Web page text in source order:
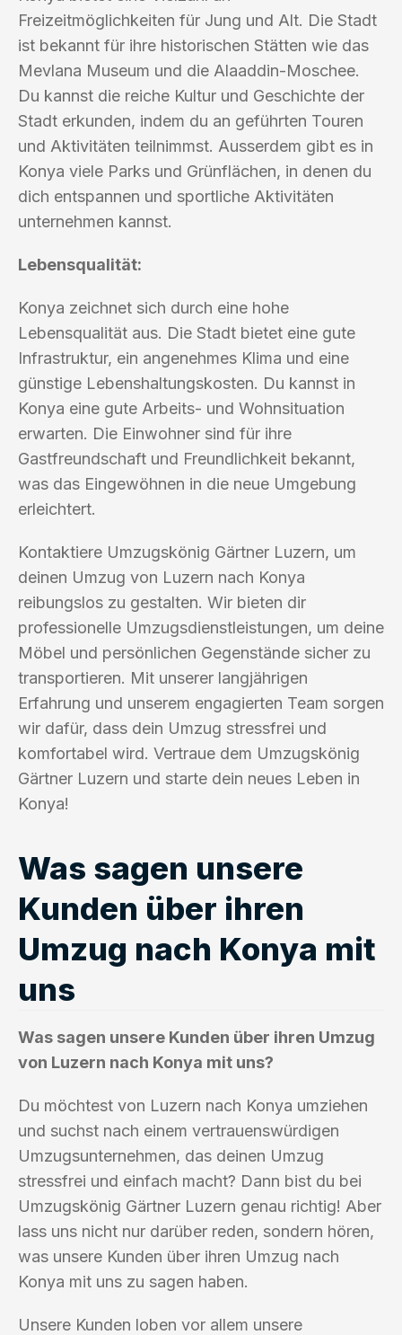
Freizeitmöglichkeiten für Jung und Alt. Die Stadt
ist bekannt für ihre historischen Stätten wie das
Mevlana Museum und die Alaaddin-Moschee.
Du kannst die reiche Kultur und Geschichte der
Stadt erkunden, indem du an geführten Touren
und Aktivitäten teilnimmst. Ausserdem gibt es in
Konya viele Parks und Grünflächen, in denen du
dich entspannen und sportliche Aktivitäten
unternehmen kannst.
Lebensqualität:
Konya zeichnet sich durch eine hohe
Lebensqualität aus. Die Stadt bietet eine gute
Infrastruktur, ein angenehmes Klima und eine
günstige Lebenshaltungskosten. Du kannst in
Konya eine gute Arbeits- und Wohnsituation
erwarten. Die Einwohner sind für ihre
Gastfreundschaft und Freundlichkeit bekannt,
was das Eingewöhnen in die neue Umgebung
erleichtert.
Kontaktiere Umzugskönig Gärtner Luzern, um
deinen Umzug von Luzern nach Konya
reibungslos zu gestalten. Wir bieten dir
professionelle Umzugsdienstleistungen, um deine
Möbel und persönlichen Gegenstände sicher zu
transportieren. Mit unserer langjährigen
Erfahrung und unserem engagierten Team sorgen
wir dafür, dass dein Umzug stressfrei und
komfortabel wird. Vertraue dem Umzugskönig
Gärtner Luzern und starte dein neues Leben in
Konya!
Was sagen unsere
Kunden über ihren
Umzug nach Konya mit
uns
Was sagen unsere Kunden über ihren Umzug
von Luzern nach Konya mit uns?
Du möchtest von Luzern nach Konya umziehen
und suchst nach einem vertrauenswürdigen
Umzugsunternehmen, das deinen Umzug
stressfrei und einfach macht? Dann bist du bei
Umzugskönig Gärtner Luzern genau richtig! Aber
lass uns nicht nur darüber reden, sondern hören,
was unsere Kunden über ihren Umzug nach
Konya mit uns zu sagen haben.
Unsere Kunden loben vor allem unsere